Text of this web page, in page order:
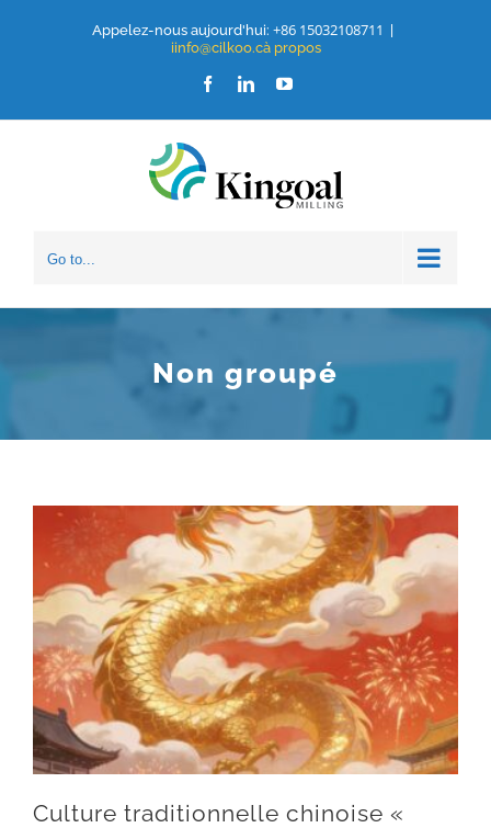
Appelez-nous aujourd'hui: +86 15032108711
iinfo@cilkoo.cà propos
FacebookLinkedInYoutube
Go to...
Non groupé
Culture traditionnelle chinoise «